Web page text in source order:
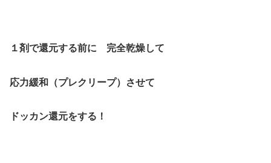
１剤で還元する前に 完全乾燥して
応力緩和（プレクリープ）させて
ドッカン還元をする！